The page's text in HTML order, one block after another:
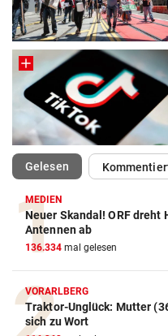
Gelesen(ausgewählt)
MEDIEN
Neuer Skandal! ORF dreht
Antennen ab
136.334 mal gelesen
VORARLBERG
Traktor-Unglück: Mutter
sich zu Wort